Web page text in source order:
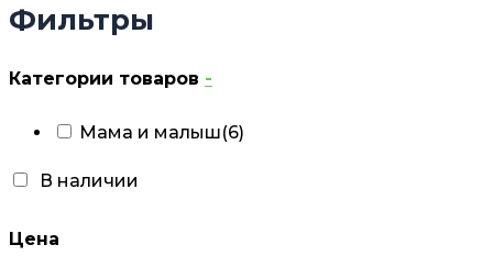
Фильтры
Категории товаров -
Мама и малыш(6)
В наличии
Цена